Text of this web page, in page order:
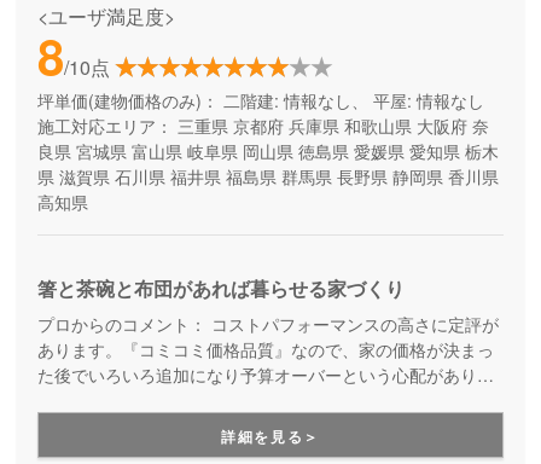
<ユーザ満足度>
8/10点
坪単価(建物価格のみ)： 二階建: 情報なし、 平屋: 情報なし
施工対応エリア： 三重県 京都府 兵庫県 和歌山県 大阪府 奈
良県 宮城県 富山県 岐阜県 岡山県 徳島県 愛媛県 愛知県 栃木
県 滋賀県 石川県 福井県 福島県 群馬県 長野県 静岡県 香川県
高知県
箸と茶碗と布団があれば暮らせる家づくり
プロからのコメント： コストパフォーマンスの高さに定評が
あります。『コミコミ価格品質』なので、家の価格が決まっ
た後でいろいろ追加になり予算オーバーという心配がありま
詳細を見る＞